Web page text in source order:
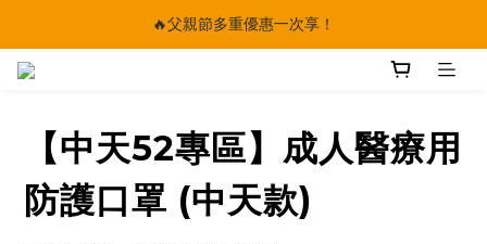
🔥父親節多重優惠一次享！
🔥父親節多重優惠一次享！
🔥父親節多重優惠一次享！
【中天52專區】成人醫療用
防護口罩 (中天款)